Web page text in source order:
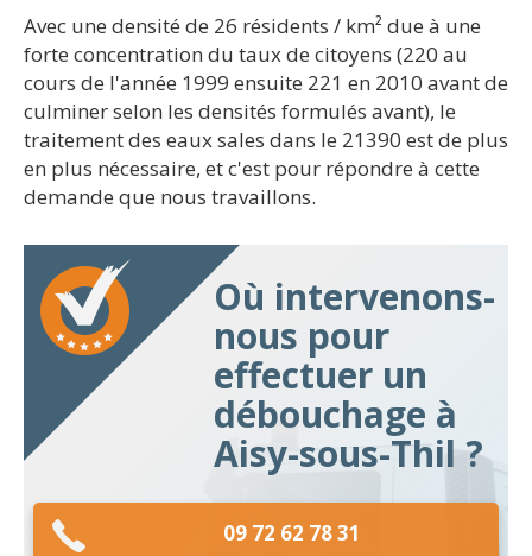
Avec une densité de 26 résidents / km² due à une
forte concentration du taux de citoyens (220 au
cours de l'année 1999 ensuite 221 en 2010 avant de
culminer selon les densités formulés avant), le
traitement des eaux sales dans le 21390 est de plus
en plus nécessaire, et c'est pour répondre à cette
demande que nous travaillons.
Où intervenons-
nous pour
effectuer un
débouchage à
Aisy-sous-Thil ?
09 72 62 78 31